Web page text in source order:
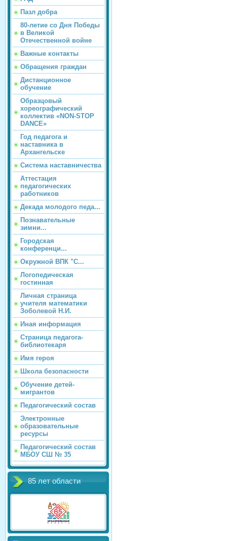
Пазл добра
80-летие со Дня Победы
в Великой
Отечественной войне
Важные контакты
Обращения граждан
Дистанционное
обучение
Образцовый
хореографический
коллектив «NON-STOP
DANCE»
Год педагога и
наставника в
Архангельске
Система наставничества
Аттестация
педагогических
работников
Декада молодого педа...
Познавательные
зимни...
Городская
конференци...
Окружной ВПК "С...
Логопедическая
гостинная
Личная страница
учителя математики
Зоболевой Н.И.
Иная информация
Страница педагога-
библиотекаря
Имя героя
Школа безопасности
Обучение детей-
мигрантов
Педагогический состав
Электронные
образовательные
ресурсы
Педагогический состав
МБОУ СШ № 35
85 лет области